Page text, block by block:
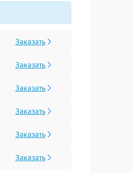
Заказать
Заказать
Заказать
Заказать
Заказать
Заказать